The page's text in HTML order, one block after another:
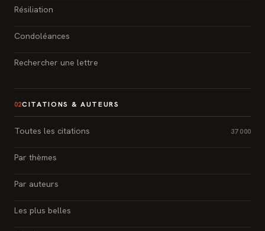
Résiliation
Condoléances
Rechercher une lettre
02CITATIONS & AUTEURS
Toutes les citations 37 000
Par thèmes
Par auteurs
Les plus belles